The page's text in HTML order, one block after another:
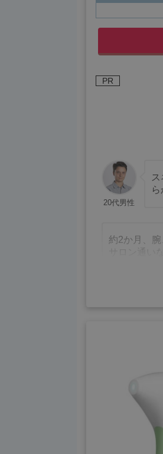
PR
20代男性
約2か月、腕
サロン通い
が大変など
この歳でサ
始めは半信
確信しまし